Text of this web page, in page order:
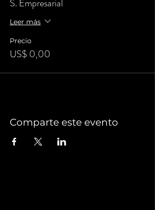
S. Empresarial
Leer más
Precio
US$ 0,00
Comparte este evento